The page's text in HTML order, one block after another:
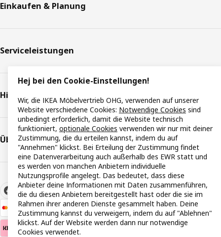
Einkaufen & Planung
Serviceleistungen
Hilfe & Support
Über IKEA
Hej bei den Cookie-Einstellungen!
Wir, die IKEA Möbelvertrieb OHG, verwenden auf unserer
Website verschiedene Cookies: Notwendige Cookies sind
unbedingt erforderlich, damit die Website technisch
funktioniert, optionale Cookies verwenden wir nur mit deiner
Zustimmung, die du erteilen kannst, indem du auf
"Annehmen" klickst. Bei Erteilung der Zustimmung findet
eine Datenverarbeitung auch außerhalb des EWR statt und
es werden von manchen Anbietern individuelle
Nutzungsprofile angelegt. Das bedeutet, dass diese
Anbieter deine Informationen mit Daten zusammenführen,
die du diesen Anbietern bereitgestellt hast oder die sie im
Rahmen ihrer anderen Dienste gesammelt haben. Deine
Zustimmung kannst du verweigern, indem du auf "Ablehnen"
klickst. Auf der Website werden dann nur notwendige
Cookies verwendet.